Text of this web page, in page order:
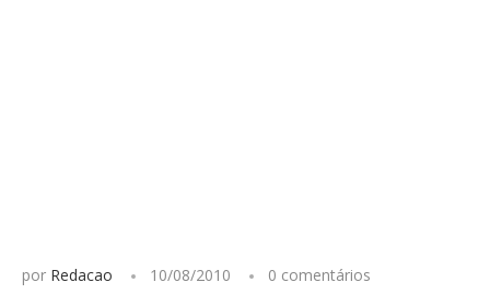
por Redacao 10/08/2010 0 comentários